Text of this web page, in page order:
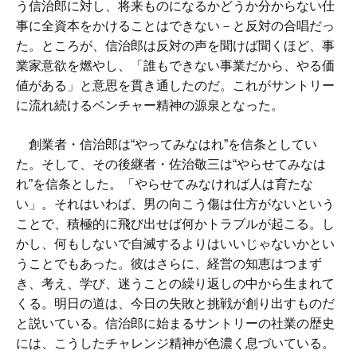
う信治郎に対し、将来ものになるかどうか分からない仕
事に全資本をかけることはできない－と反対の合唱だっ
た。ところが、信治郎は反対の声を聞けば聞くほど、事
業家意欲を燃やし、「誰もできない事業だから、やる価
値がある」と意思を貫き通したのだ。これがサントリー
に流れ続けるベンチャー精神の源泉となった。
創業者・信治郎は“やってみなはれ”を信条としてい
た。そして、その後継者・佐治敬三は“やらせてみなは
れ”を信条とした。「やらせてみなければ人は育たな
い」。それはいわば、男の向こう傷は仕方がないという
ことで、積極的に飛び出せば何かトラブルが起こる。し
かし、何もしないで自滅するよりはいいじゃないかとい
うことでもあった。彼はさらに、経営の知恵はつまず
き、考え、学び、迷うことの繰り返しの中から生まれて
くる。明日の道は、今日の失敗と挑戦が創り出すものだ
と説いている。信治郎に始まるサントリーの社業の歴史
には、こうしたチャレンジ精神が色濃く息づいている。